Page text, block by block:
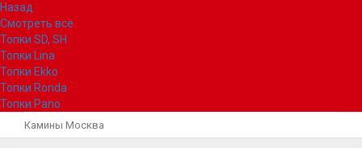
Назад
Смотреть все
Топки SD, SH
Топки Lina
Топки Ekko
Топки Ronda
Топки Pano
Камины Москва